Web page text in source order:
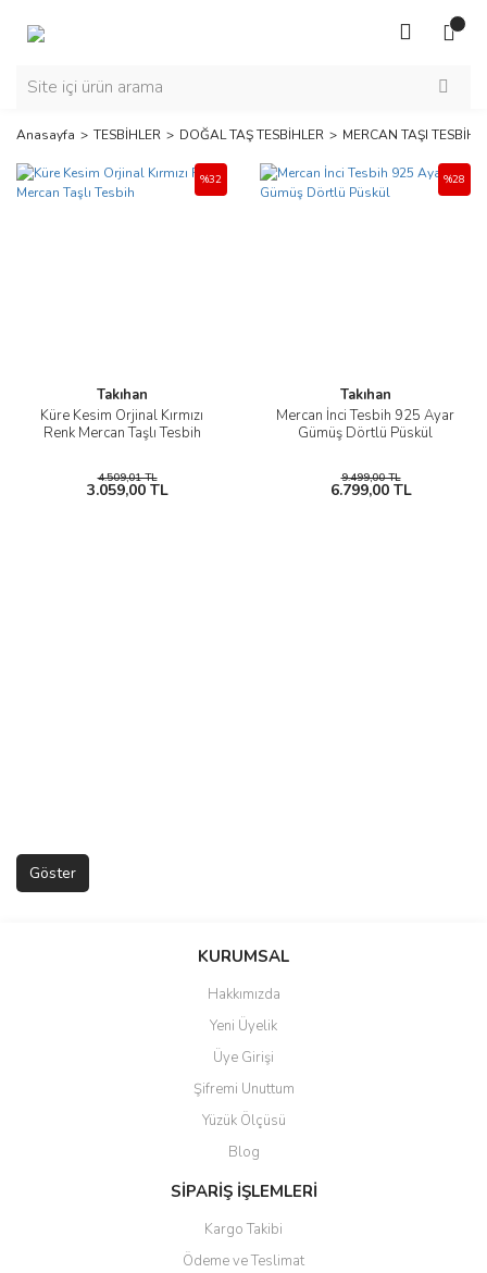
Anasayfa TESBİHLER DOĞAL TAŞ TESBİHLER MERCAN TAŞI
Takıhan
Küre Kesim Orjinal Kırmızı
Renk Mercan Taşlı Tesbih
%32
4.509,01 TL
3.059,00 TL
Takıhan
Mercan İnci Tesbih 925 Ayar
Gümüş Dörtlü Püskül
%28
9.499,00 TL
6.799,00 TL
KURUMSAL
Hakkımızda
Yeni Üyelik
Üye Girişi
Şifremi Unuttum
Yüzük Ölçüsü
Blog
SİPARİŞ İŞLEMLERİ
Kargo Takibi
Ödeme ve Teslimat